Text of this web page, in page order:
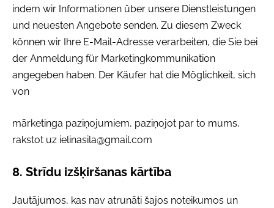
indem wir Informationen über unsere Dienstleistungen
und neuesten Angebote senden. Zu diesem Zweck
können wir Ihre E-Mail-Adresse verarbeiten, die Sie bei
der Anmeldung für Marketingkommunikation
angegeben haben. Der Käufer hat die Möglichkeit, sich
von
mārketinga paziņojumiem, paziņojot par to mums,
rakstot uz ielinasila@gmail.com
8. Strīdu izšķiršanas kārtība
Jautājumos, kas nav atrunāti šajos noteikumos un